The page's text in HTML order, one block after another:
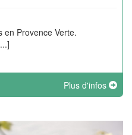
en Provence Verte.
Plus d'infos